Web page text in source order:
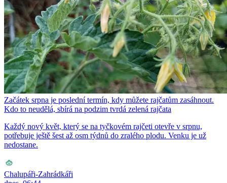
Začátek srpna je poslední termín, kdy můžete rajčatům zasáhnout.
Kdo to neudělá, sbírá na podzim tvrdá zelená rajčata
Každý nový květ, který se na tyčkovém rajčeti otevře v srpnu,
potřebuje ještě šest až osm týdnů do zralého plodu. Venku je už
nedostane.
Chalupáři-Zahrádkáři